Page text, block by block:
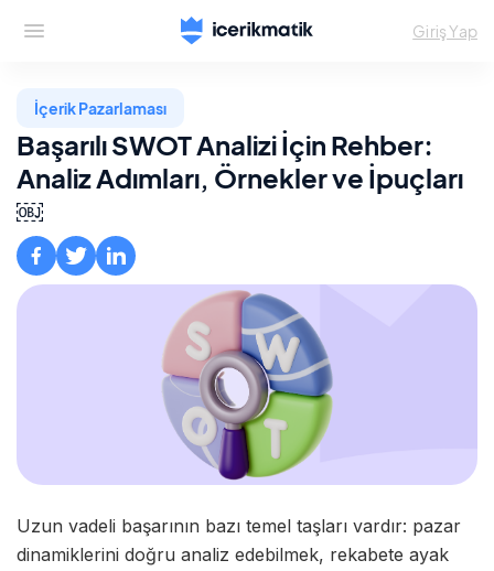
Giriş Yap
İçerik Pazarlaması
Başarılı SWOT Analizi İçin Rehber:
Analiz Adımları, Örnekler ve İpuçları
￼
Uzun vadeli başarının bazı temel taşları vardır: pazar
dinamiklerini doğru analiz edebilmek, rekabete ayak